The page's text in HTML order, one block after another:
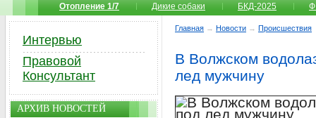
Отопление 1/7
Дикие собаки БКД-2025
Главная → Новости → Происшествия
В Волжском
лед мужчину
Интервью
Правовой
Консультант
АРХИВ НОВОСТЕЙ